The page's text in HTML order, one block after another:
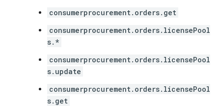
consumerprocurement.orders.get
consumerprocurement.orders.licensePool
s.*
consumerprocurement.orders.licensePool
s.update
consumerprocurement.orders.licensePool
s.get